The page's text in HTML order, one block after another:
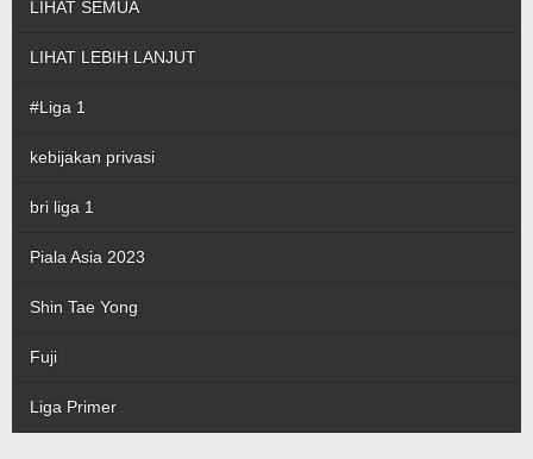
LIHAT SEMUA
LIHAT LEBIH LANJUT
#Liga 1
kebijakan privasi
bri liga 1
Piala Asia 2023
Shin Tae Yong
Fuji
Liga Primer